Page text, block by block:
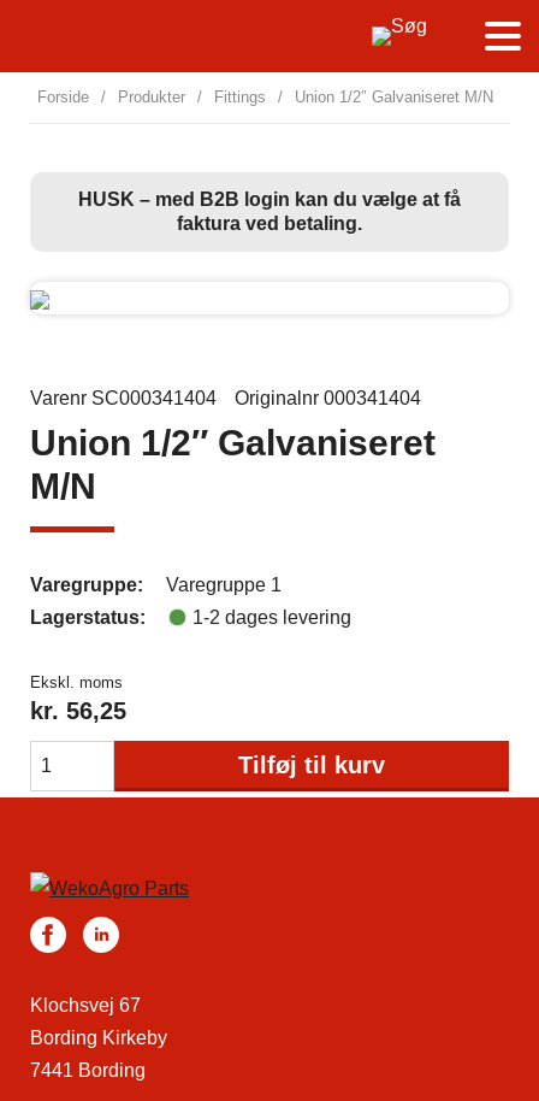
Forside / Produkter / Fittings / Union 1/2″ Galvaniseret M/N
HUSK – med B2B login kan du vælge at få
faktura ved betaling.
Varenr SC000341404 Originalnr 000341404
Union 1/2″ Galvaniseret
M/N
Varegruppe:
Varegruppe 1
Lagerstatus:
1-2 dages levering
Ekskl. moms
kr. 56,25
Tilføj til kurv
Klochsvej 67
Bording Kirkeby
7441 Bording